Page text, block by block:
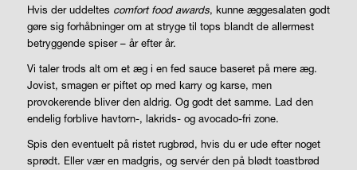
Hvis der uddeltes comfort food awards, kunne æggesalaten godt
gøre sig forhåbninger om at stryge til tops blandt de allermest
betryggende spiser – år efter år.
Vi taler trods alt om et æg i en fed sauce baseret på mere æg.
Jovist, smagen er piftet op med karry og karse, men
provokerende bliver den aldrig. Og godt det samme. Lad den
endelig forblive havtorn-, lakrids- og avocado-fri zone.
Spis den eventuelt på ristet rugbrød, hvis du er ude efter noget
sprødt. Eller vær en madgris, og servér den på blødt toastbrød